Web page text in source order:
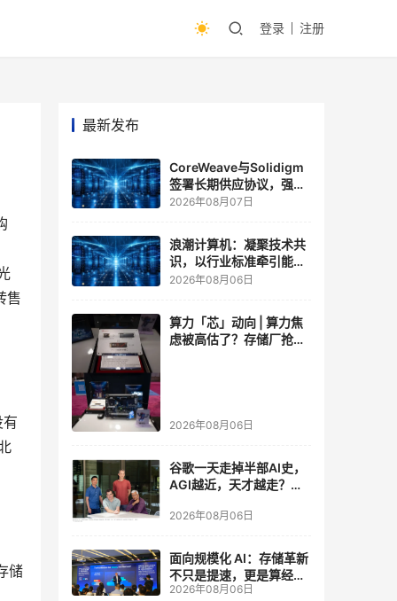
登录 注册
售
储
最新发布
CoreWeave与Solidigm
签署长期供应协议，强化
一体化人工智能云平台
2026年08月07日
浪潮计算机：凝聚技术共
识，以行业标准牵引能力
跃升
2026年08月06日
算力「芯」动向 | 算力焦
虑被高估了？存储厂抢了
2026年08月06日
谷歌一天走掉半部AI史，
AGI越近，天才越走？大
自己的研发节奏
2026年08月06日
面向规模化 AI：存储革新
不只是提速，更是算经济
账
2026年08月06日